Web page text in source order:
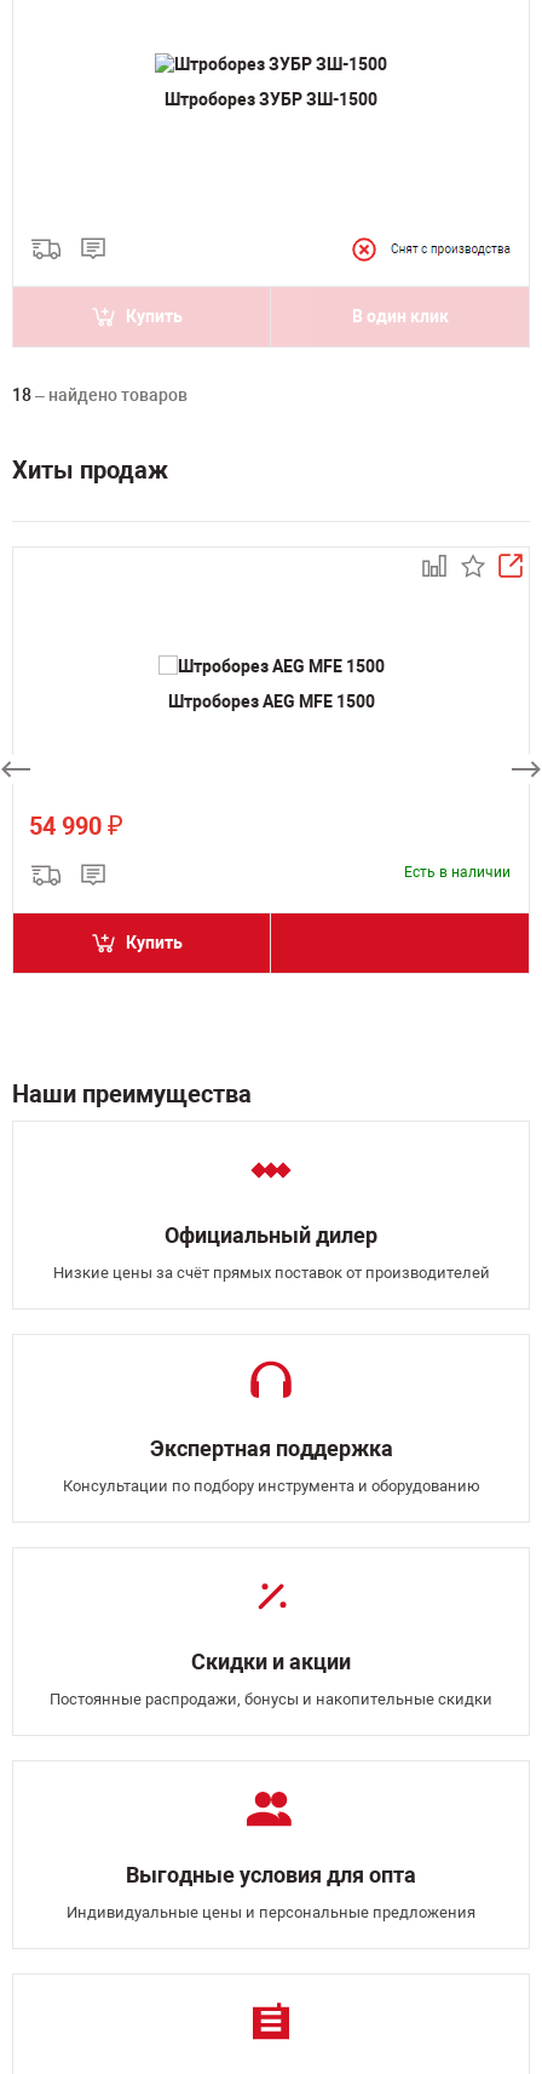
Штроборез ЗУБР ЗШ-1500
Купить В один клик
18– найдено товаров
Хиты продаж
Штроборез AEG MFE 1500
54 990 ₽
Есть в наличии
Купить
Наши преимущества
Официальный дилер
Низкие цены за счёт прямых поставок от производителей
Экспертная поддержка
Консультации по подбору инструмента и оборудованию
Скидки и акции
Постоянные распродажи, бонусы и накопительные скидки
Выгодные условия для опта
Индивидуальные цены и персональные предложения